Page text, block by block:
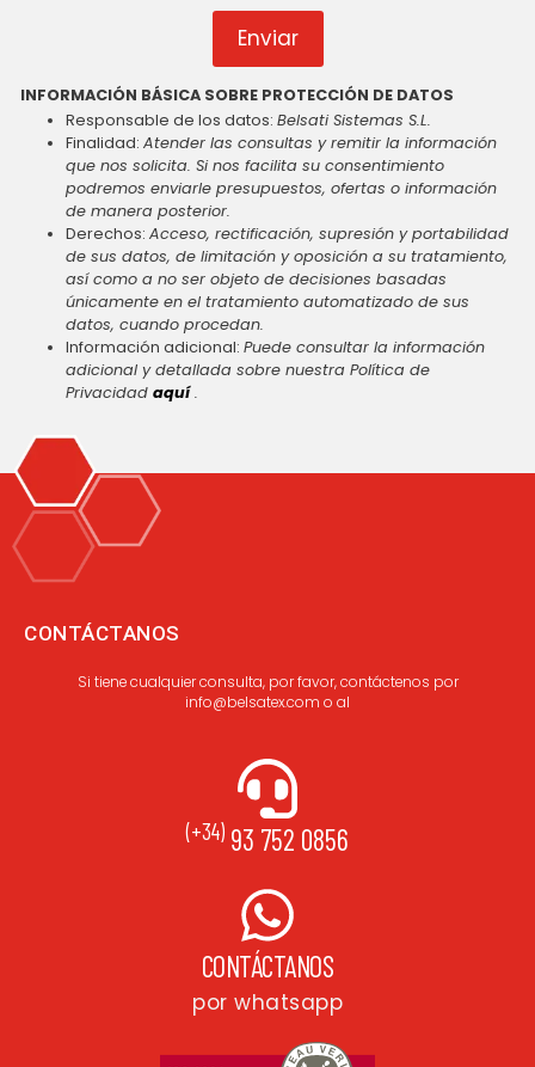
Enviar
INFORMACIÓN BÁSICA SOBRE PROTECCIÓN DE DATOS
Responsable de los datos:Belsati Sistemas S.L.
Finalidad:Atender las consultas y remitir la información
que nos solicita. Si nos facilita su consentimiento
podremos enviarle presupuestos, ofertas o información
de manera posterior.
Derechos:Acceso, rectificación, supresión y portabilidad
de sus datos, de limitación y oposición a su tratamiento,
así como a no ser objeto de decisiones basadas
únicamente en el tratamiento automatizado de sus
datos, cuando procedan.
Información adicional:Puede consultar la información
adicional y detallada sobre nuestra Política de
Privacidadaquí .
CONTÁCTANOS
Si tiene cualquier consulta, por favor, contáctenos por
info@belsatex.com o al
(+34) 93 752 0856
CONTÁCTANOS
por whatsapp